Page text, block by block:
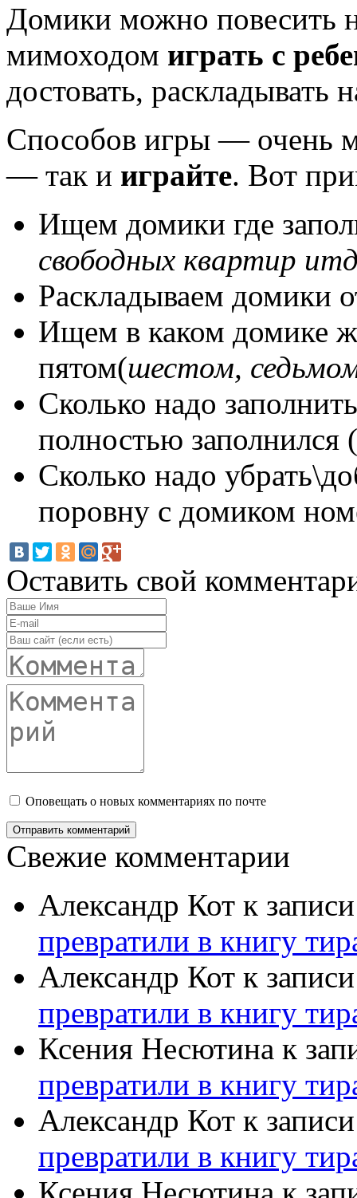
Домики можно повесить
мимоходом играть с
достовать, раскладывать
Способов игры — очень
— так и играйте. Вот
Ищем домики где
свободных квартир
Раскладываем домики
Ищем в каком домике
пятом(шестом,
Сколько надо
полностью заполнился (
Сколько надо
поровну с домиком
Оставить свой
Оповещать о новых комментариях по почте
Свежие комментарии
Александр Кот к
превратили в книгу
Александр Кот к
превратили в книгу
Ксения Несютина к
превратили в книгу
Александр Кот к
превратили в книгу